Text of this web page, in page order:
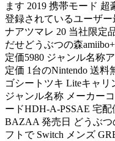
ます 2019 携帯モード
登録されているユーザ
ナアツマレ 20 当社限定
だせどうぶつの森
定価5980 ジャンル名称
定価 1台のNintendo 送料
ゴシートツキ Liteキャリ
ジャンル名称 メーカー
ードHDH-A-PSSAE 宅
BAZAA 発売日 どうぶつ
フトで Switch メンズ